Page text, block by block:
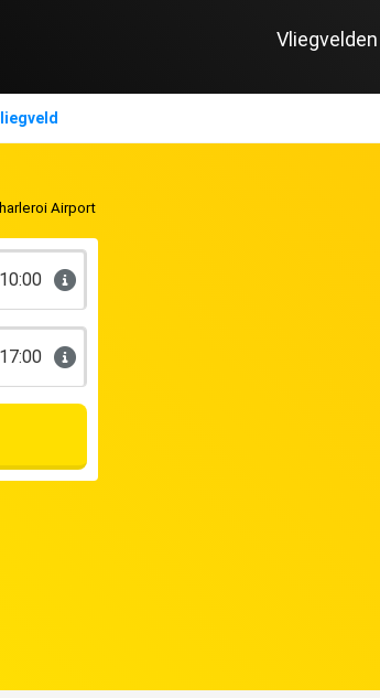
Vliegvelden
Airport
10:00
17:00